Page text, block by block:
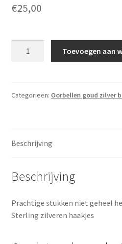
€25,00
cm
Toevoegen aan
Categorieën: Oorbellen goud zilver
Beschrijving
Beschrijving
Prachtige stukken niet geheel
Sterling zilveren haakjes